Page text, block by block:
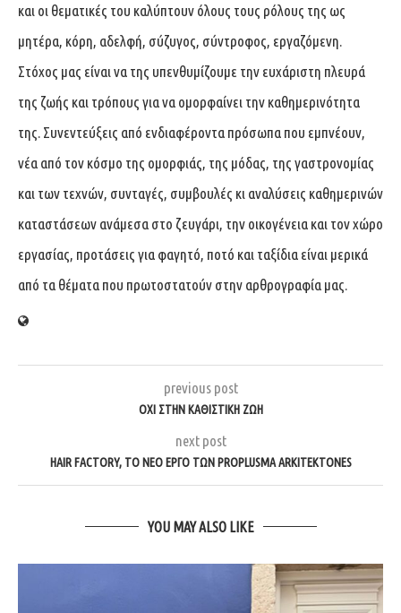
και οι θεματικές του καλύπτουν όλους τους ρόλους της ως
μητέρα, κόρη, αδελφή, σύζυγος, σύντροφος, εργαζόμενη.
Στόχος μας είναι να της υπενθυμίζουμε την ευχάριστη πλευρά
της ζωής και τρόπους για να ομορφαίνει την καθημερινότητα
της. Συνεντεύξεις από ενδιαφέροντα πρόσωπα που εμπνέουν,
νέα από τον κόσμο της ομορφιάς, της μόδας, της γαστρονομίας
και των τεχνών, συνταγές, συμβουλές κι αναλύσεις καθημερινών
καταστάσεων ανάμεσα στο ζευγάρι, την οικογένεια και τον χώρο
εργασίας, προτάσεις για φαγητό, ποτό και ταξίδια είναι μερικά
από τα θέματα που πρωτοστατούν στην αρθρογραφία μας.
previous post
ΌΧΙ ΣΤΗΝ ΚΑΘΙΣΤΙΚΉ ΖΩΉ
next post
HAIR FACTORY, ΤΟ ΝΈΟ ΈΡΓΟ ΤΩΝ PROPLUSMA ARKITEKTONES
YOU MAY ALSO LIKE